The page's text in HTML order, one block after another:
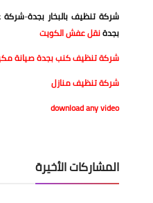
شركة تنظيف بالبخار بجدة-شركة
بجدةنقل عفش الكويت
شركة تنظيف كنب بجدةصيانة
شركة تنظيف منازل
download any video
المشاركات الأخيرة